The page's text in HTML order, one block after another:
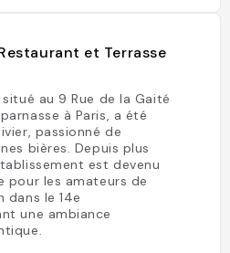
et Terrasse
au 9 Rue de la Gaité
à Paris, a été
passionné de
bières. Depuis plus
est devenu
pour les amateurs de
le 14e
une ambiance